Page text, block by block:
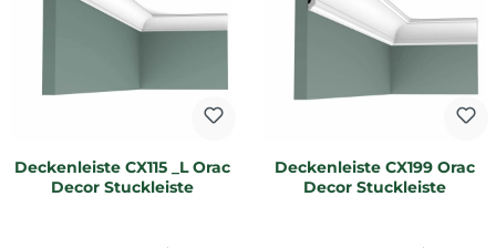
Deckenleiste CX115 _L Orac
Decor Stuckleiste
Deckenleiste CX199 Orac
Decor Stuckleiste